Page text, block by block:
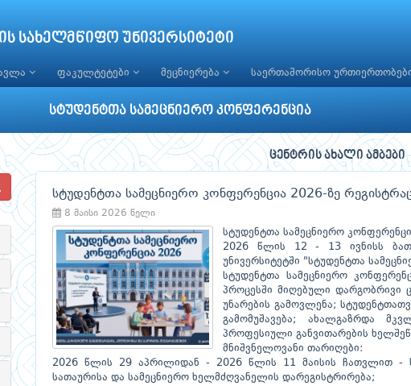
სახელმწიფო უნივერსიტეტი
ფაკულტეტები მეცნიერება საერთაშორისო
სტუდენტთა სამეცნიერო კონფერენცია
ცენტრის ახალი ამბები
სტუდენტთა სამეცნიერო კონფერენცია 2026-ზე
8 მაისი 2026 წელი
სტუდენტთა სამეცნიერო
2026 წლის 12 - 13 ივნისს
უნივერსიტეტში "სტუდენტთა
სტუდენტთა სამეცნიერო
პროცესში მიღებული დარგობრივი
უნარების გამოვლენა;
გამომუშავება; ახალგაზრდა
პროფესიული განვითარების
მნიშვნელოვანი თარიღები:
2026 წლის 29 აპრილიდან - 2026 წლის 11 მაისის ჩათვლით -
სათაურისა და სამეცნიერო ხელმძღვანელის დარეგისტრირება;